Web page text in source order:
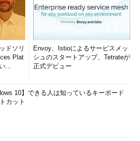
ドソリ
Plat
...
Envoy、Istioによるサービスメッ
シュのスタートアップ、Tetrateが
正式デビュー
10】できる人は知っているキーボード
カット